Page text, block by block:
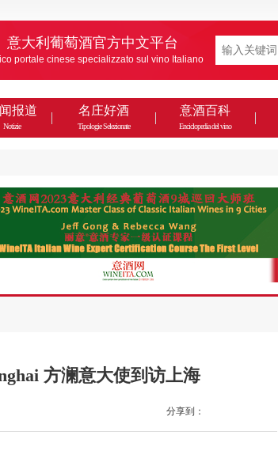
意大利葡萄酒官方中文平台
portale cinese specializzato sul vino Italiano
报道
Notizie
名庄好酒
Tipologie Selezionate
意酒百科
Enciclopedia del vino
方澜意大使到访上海
分享到：